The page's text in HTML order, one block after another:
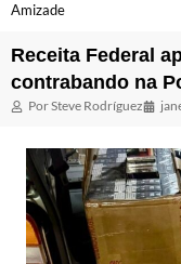
Amizade
Receita Federal
contrabando na
PorSteve Rodríguez